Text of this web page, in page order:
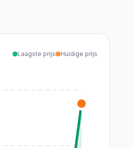
Laagste prijs Huidige prijs